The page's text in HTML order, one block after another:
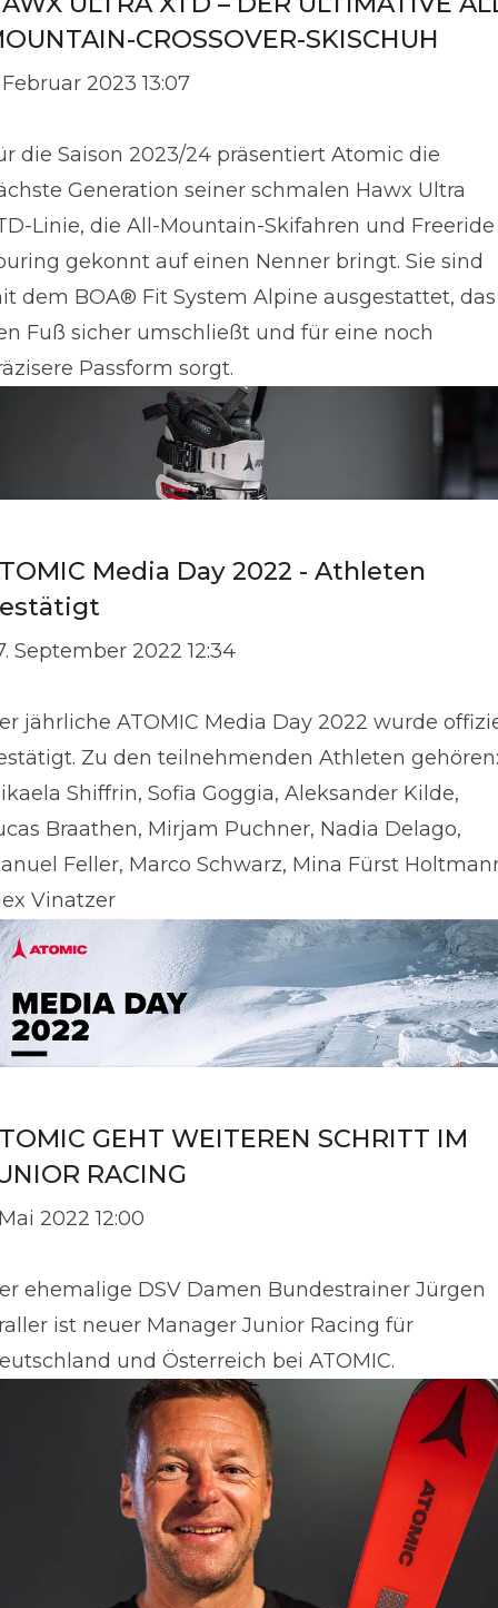
CROSSOVER-SKISCHUH
Februar 2023 13:07
die Saison 2023/24 präsentiert Atomic die
Generation seiner schmalen Hawx Ultra
Linie, die All-Mountain-Skifahren und Freeride
gekonnt auf einen Nenner bringt. Sie sind
dem BOA® Fit System Alpine ausgestattet, das
Fuß sicher umschließt und für eine noch
Passform sorgt.
Media Day 2022 - Athleten
September 2022 12:34
jährliche ATOMIC Media Day 2022 wurde
Zu den teilnehmenden Athleten gehören:
Shiffrin, Sofia Goggia, Aleksander Kilde,
Braathen, Mirjam Puchner, Nadia Delago,
Feller, Marco Schwarz, Mina Fürst
Vinatzer
GEHT WEITEREN SCHRITT IM
RACING
Mai 2022 12:00
ehemalige DSV Damen Bundestrainer Jürgen
ist neuer Manager Junior Racing für
und Österreich bei ATOMIC.